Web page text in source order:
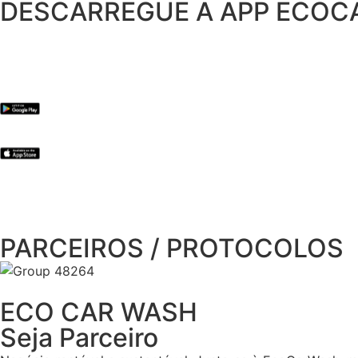
DESCARREGUE A APP
PARCEIROS / PROTOCOLOS
ECO CAR WASH
Seja Parceiro